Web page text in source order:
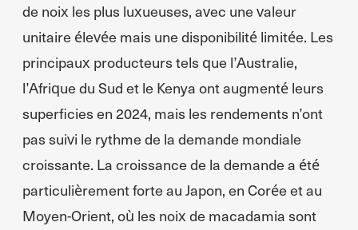
de noix les plus luxueuses, avec une valeur
unitaire élevée mais une disponibilité limitée. Les
principaux producteurs tels que l’Australie,
l’Afrique du Sud et le Kenya ont augmenté leurs
superficies en 2024, mais les rendements n’ont
pas suivi le rythme de la demande mondiale
croissante. La croissance de la demande a été
particulièrement forte au Japon, en Corée et au
Moyen-Orient, où les noix de macadamia sont